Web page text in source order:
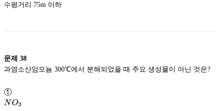
수평거리 75m 이하
문제 38
과염소산암모늄 300℃에서 분해되었을 때 주요 생성물이 아닌 것은?
①
NO_3
NO3